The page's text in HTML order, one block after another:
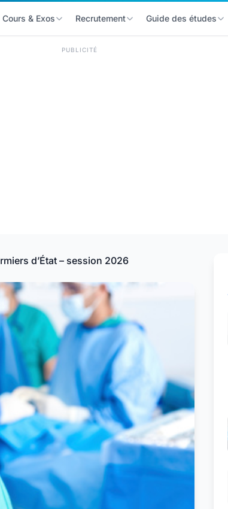
Cours & Exos Recrutement Guide des études
PUBLICITÉ
d’État – session 2026